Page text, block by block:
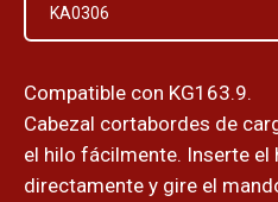
KA0306
Compatible con KG163.9.
Cabezal cortabordes de
el hilo fácilmente. Inserte el
directamente y gire el